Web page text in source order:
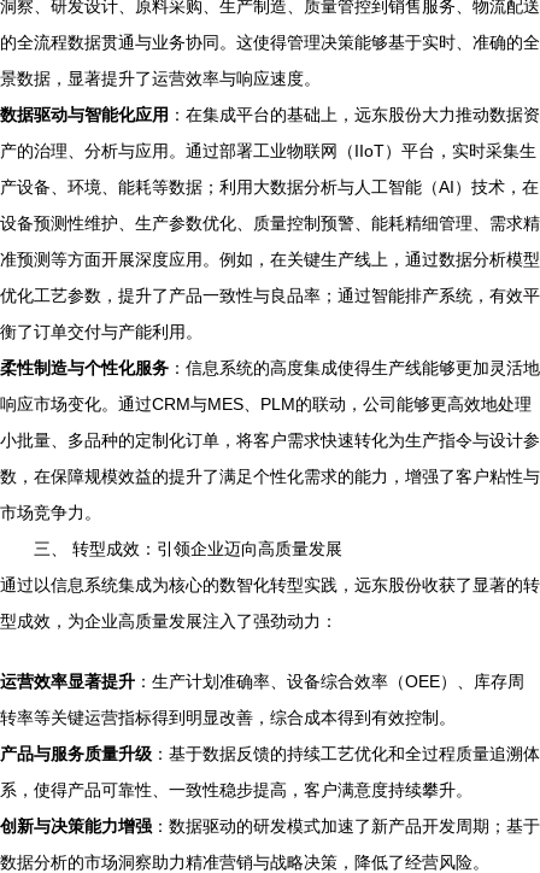
洞察、研发设计、原料采购、生产制造、质量管控到销售服务、物流配送
的全流程数据贯通与业务协同。这使得管理决策能够基于实时、准确的全
景数据，显著提升了运营效率与响应速度。
数据驱动与智能化应用 ：在集成平台的基础上，远东股份大力推动数据资
产的治理、分析与应用。通过部署工业物联网（IIoT）平台，实时采集生
产设备、环境、能耗等数据；利用大数据分析与人工智能（AI）技术，在
设备预测性维护、生产参数优化、质量控制预警、能耗精细管理、需求精
准预测等方面开展深度应用。例如，在关键生产线上，通过数据分析模型
优化工艺参数，提升了产品一致性与良品率；通过智能排产系统，有效平
衡了订单交付与产能利用。
柔性制造与个性化服务 ：信息系统的高度集成使得生产线能够更加灵活地
响应市场变化。通过CRM与MES、PLM的联动，公司能够更高效地处理
小批量、多品种的定制化订单，将客户需求快速转化为生产指令与设计参
数，在保障规模效益的提升了满足个性化需求的能力，增强了客户粘性与
市场竞争力。
三、 转型成效：引领企业迈向高质量发展
通过以信息系统集成为核心的数智化转型实践，远东股份收获了显著的转
型成效，为企业高质量发展注入了强劲动力：
运营效率显著提升 ：生产计划准确率、设备综合效率（OEE）、库存周
转率等关键运营指标得到明显改善，综合成本得到有效控制。
产品与服务质量升级 ：基于数据反馈的持续工艺优化和全过程质量追溯体
系，使得产品可靠性、一致性稳步提高，客户满意度持续攀升。
创新与决策能力增强 ：数据驱动的研发模式加速了新产品开发周期；基于
数据分析的市场洞察助力精准营销与战略决策，降低了经营风险。